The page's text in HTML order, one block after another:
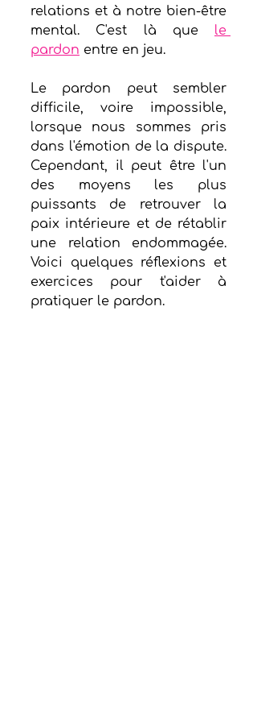
relations et à notre bien-être
mental. C'est là que le
pardon entre en jeu.
Le pardon peut sembler
difficile, voire impossible,
lorsque nous sommes pris
dans l'émotion de la dispute.
Cependant, il peut être l'un
des moyens les plus
puissants de retrouver la
paix intérieure et de rétablir
une relation endommagée.
Voici quelques réflexions et
exercices pour t'aider à
pratiquer le pardon.